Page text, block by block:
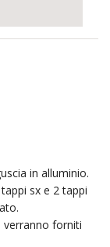
in alluminio.
sx e 2 tappi
verranno forniti